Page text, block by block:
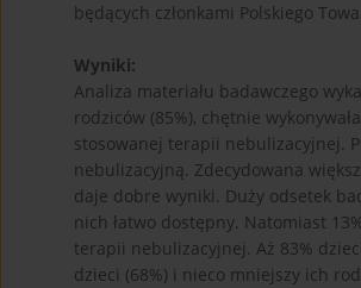
będących członkami Polskiego
Wyniki:
Analiza materiału badawczego
rodziców (85%), chętnie
stosowanej terapii nebulizacyjnej.
nebulizacyjną. Zdecydowana
daje dobre wyniki. Duży odsetek
nich łatwo dostępny. Natomiast
terapii nebulizacyjnej. Aż 83%
dzieci (68%) i nieco mniejszy ich